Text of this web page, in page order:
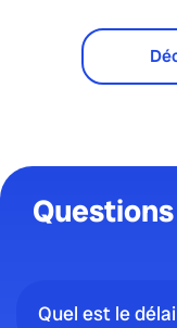
Quel est le